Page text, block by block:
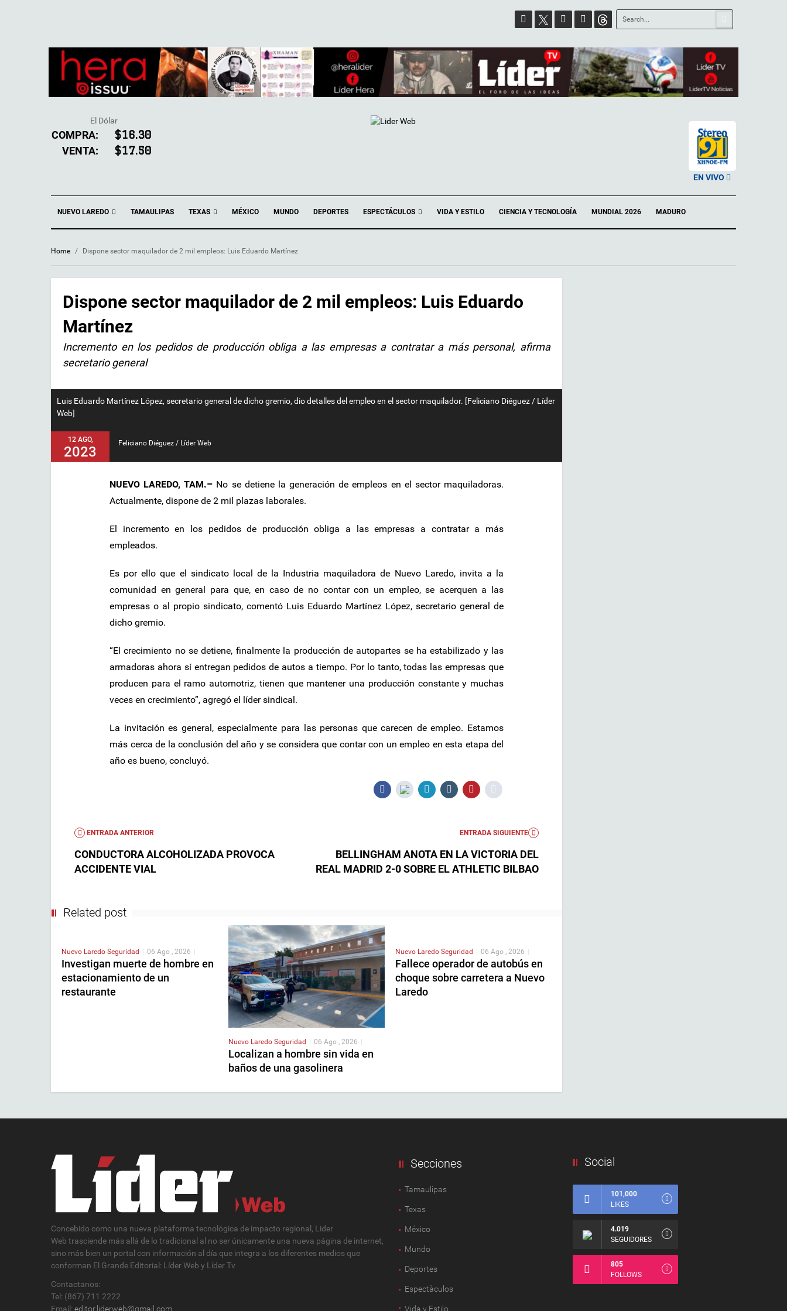
El Dólar
COMPRA: $16.30
VENTA: $17.50
EN VIVO
NUEVO LAREDO TAMAULIPAS TEXAS MÉXICO MUNDO DEPORTES ESPECTÁCULOS VIDA Y ESTILO CIENCIA Y TECNOLOGÍA MUNDIAL 2026 MADURO
Home / Dispone sector maquilador de 2 mil empleos: Luis Eduardo Martínez
Dispone sector maquilador de 2 mil empleos: Luis Eduardo
Martínez
Incremento en los pedidos de producción obliga a las empresas a contratar a más personal, afirma
secretario general
Luis Eduardo Martínez López, secretario general de dicho gremio, dio detalles del empleo en el sector maquilador. [Feliciano Diéguez / Líder
Web]
12 AGO,
2023
Feliciano Diéguez / Líder Web
NUEVO LAREDO, TAM.– No se detiene la generación de empleos en el sector maquiladoras.
Actualmente, dispone de 2 mil plazas laborales.
El incremento en los pedidos de producción obliga a las empresas a contratar a más
empleados.
Es por ello que el sindicato local de la Industria maquiladora de Nuevo Laredo, invita a la
comunidad en general para que, en caso de no contar con un empleo, se acerquen a las
empresas o al propio sindicato, comentó Luis Eduardo Martínez López, secretario general de
dicho gremio.
“El crecimiento no se detiene, finalmente la producción de autopartes se ha estabilizado y las
armadoras ahora sí entregan pedidos de autos a tiempo. Por lo tanto, todas las empresas que
producen para el ramo automotriz, tienen que mantener una producción constante y muchas
veces en crecimiento”, agregó el líder sindical.
La invitación es general, especialmente para las personas que carecen de empleo. Estamos
más cerca de la conclusión del año y se considera que contar con un empleo en esta etapa del
año es bueno, concluyó.
ENTRADA ANTERIOR
CONDUCTORA ALCOHOLIZADA PROVOCA
ACCIDENTE VIAL
ENTRADA SIGUIENTE
BELLINGHAM ANOTA EN LA VICTORIA DEL
REAL MADRID 2-0 SOBRE EL ATHLETIC BILBAO
Related post
Nuevo Laredo Seguridad | 06 Ago , 2026 |
Investigan muerte de hombre en
estacionamiento de un
restaurante
Nuevo Laredo Seguridad 06 Ago , 2026
Localizan a hombre sin vida en
baños de una gasolinera
Nuevo Laredo Seguridad | 06 Ago , 2026 |
Fallece operador de autobús en
choque sobre carretera a Nuevo
Laredo
Concebido como una nueva plataforma tecnológica de impacto regional, Lider
Web trasciende más allá de lo tradicional al no ser únicamente una nueva página de internet,
sino más bien un portal con información al día que integra a los diferentes medios que
conforman El Grande Editorial: Líder Web y Líder Tv
Contactanos:
Tel: (867) 711 2222
Email: editor.liderweb@gmail.com
Secciones
Tamaulipas
Texas
México
Mundo
Deportes
Espectàculos
Vida y Estilo
Social
101,000
LIKES
4.019
SEGUIDORES
805
FOLLOWS